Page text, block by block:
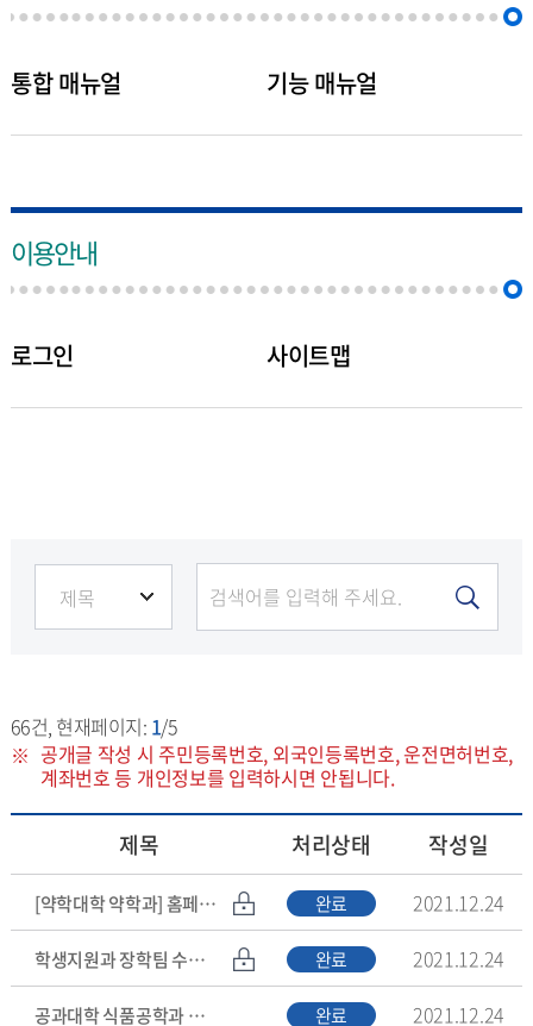
통합 매뉴얼 기능 매뉴얼
이용안내
로그인 사이트맵
66건, 현재페이지: 1/5
공개글 작성 시 주민등록번호, 외국인등록번호, 운전면허번호,
계좌번호 등 개인정보를 입력하시면 안됩니다.
제목 처리상태 작성일
[약학대학 약학과] 홈페이지 수정 추가 요청드립니다. 완료 2021.12.24
학생지원과 장학팀 수정요청 완료 2021.12.24
공과대학 식품공학과 수정사항 요청 완료 2021.12.24